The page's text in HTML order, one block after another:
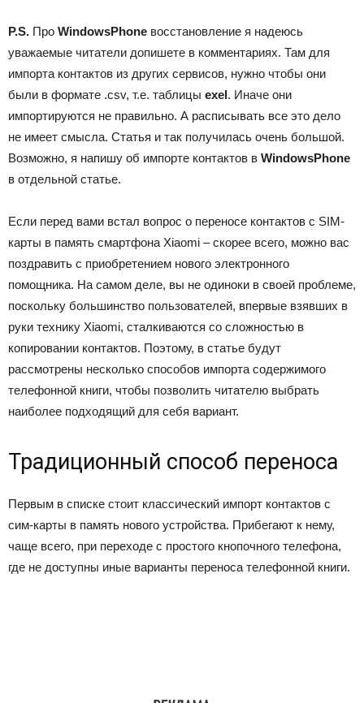
P.S. Про WindowsPhone восстановление я надеюсь
уважаемые читатели допишете в комментариях. Там для
импорта контактов из других сервисов, нужно чтобы они
были в формате .csv, т.е. таблицы exel. Иначе они
импортируются не правильно. А расписывать все это дело
не имеет смысла. Статья и так получилась очень большой.
Возможно, я напишу об импорте контактов в WindowsPhone
в отдельной статье.
Если перед вами встал вопрос о переносе контактов с SIM-
карты в память смартфона Xiaomi – скорее всего, можно вас
поздравить с приобретением нового электронного
помощника. На самом деле, вы не одиноки в своей проблеме,
поскольку большинство пользователей, впервые взявших в
руки технику Xiaomi, сталкиваются со сложностью в
копировании контактов. Поэтому, в статье будут
рассмотрены несколько способов импорта содержимого
телефонной книги, чтобы позволить читателю выбрать
наиболее подходящий для себя вариант.
Традиционный способ переноса
Первым в списке стоит классический импорт контактов с
сим-карты в память нового устройства. Прибегают к нему,
чаще всего, при переходе с простого кнопочного телефона,
где не доступны иные варианты переноса телефонной книги.